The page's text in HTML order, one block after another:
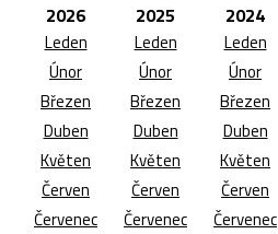
2026
Leden
Únor
Březen
Duben
Květen
Červen
Červenec
2025
Leden
Únor
Březen
Duben
Květen
Červen
Červenec
2024
Leden
Únor
Březen
Duben
Květen
Červen
Červenec